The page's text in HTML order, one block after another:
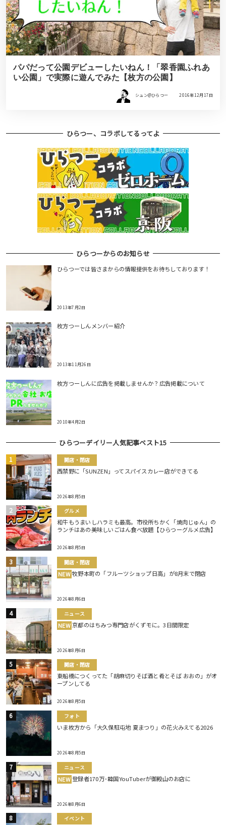
パパだって公園デビューしたいねん！「翠香園ふれあ
い公園」で実際に遊んでみた【枚方の公園】
シュン@ひらつー 2016年12月17日
ひらつー、コラボしてるってよ
ひらつーからのお知らせ
ひらつーでは皆さまからの情報提供をお待ちしております！
2013年7月2日
枚方つーしんメンバー紹介
2013年11月26日
枚方つーしんに広告を掲載しませんか？広告掲載について
2010年4月2日
ひらつーデイリー人気記事ベスト15
開店・閉店
西禁野に「SUNZEN」ってスパイスカレー店ができてる
2026年8月5日
グルメ
和牛もうまいしハラミも最高。市役所ちかく「焼肉じゅん」の
ランチはあの美味しいごはん食べ放題【ひらつーグルメ広告】
2026年8月5日
開店・閉店
NEW 牧野本町の「フルーツショップ日高」が8月末で閉店
2026年8月6日
ニュース
NEW 京都のはちみつ専門店がくずモに。3日間限定
2026年8月6日
開店・閉店
東船橋につくってた「胡麻切りそば酒と肴とそば おおの」がオ
ープンしてる
2026年8月5日
フォト
いま枚方から「大久保駐屯地 夏まつり」の花火みえてる2026
2026年8月5日
ニュース
NEW 登録者170万･韓国YouTuberが御殿山のお店に
2026年8月6日
イベント